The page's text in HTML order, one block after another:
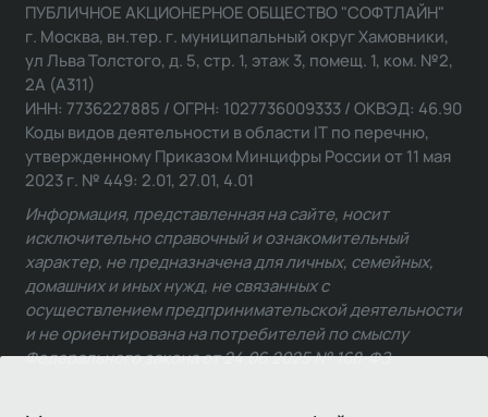
ПУБЛИЧНОЕ АКЦИОНЕРНОЕ ОБЩЕСТВО "СОФТЛАЙН"
г. Москва, вн.тер. г. муниципальный округ Хамовники,
ул Льва Толстого, д. 5, стр. 1, этаж 3, помещ. 1, ком. №2,
2А (А311)
ИНН: 7736227885 / ОГРН: 1027736009333 / ОКВЭД: 46.90
Коды видов деятельности в области IT по перечню,
утвержденному Приказом Минцифры России от 11 мая
2023 г. № 449: 2.01, 27.01, 4.01
Информация, представленная на сайте, носит
исключительно справочный и ознакомительный
характер, не предназначена для личных, семейных,
домашних и иных нужд, не связанных с
осуществлением предпринимательской деятельности
и не ориентирована на потребителей по смыслу
Федерального закона от 24.06.2025 № 168-ФЗ.